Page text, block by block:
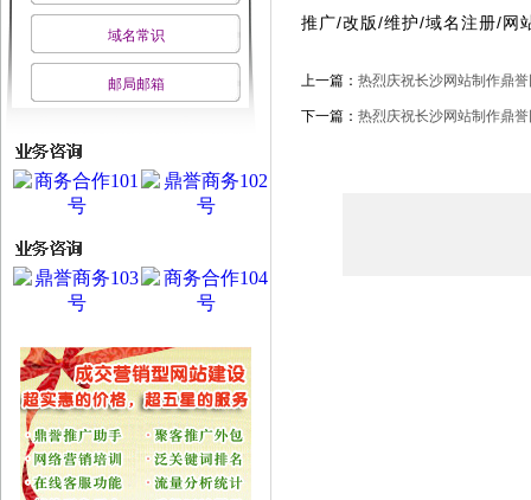
域名常识
邮局邮箱
推广/改版/维护/域名注册/网
上一篇： 热烈庆祝长沙网站制作鼎
下一篇： 热烈庆祝长沙网站制作鼎